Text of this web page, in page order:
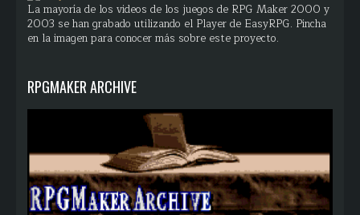
La mayoría de los videos de los juegos de RPG Maker 2000 y
2003 se han grabado utilizando el Player de EasyRPG. Pincha
en la imagen para conocer más sobre este proyecto.
RPGMAKER ARCHIVE